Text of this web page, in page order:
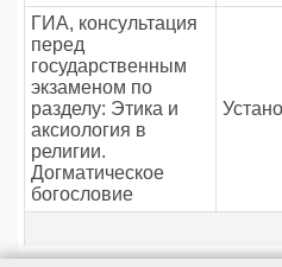
ГИА, консультация
перед
государственным
экзаменом по
разделу: Этика и
аксиология в
религии.
Догматическое
богословие